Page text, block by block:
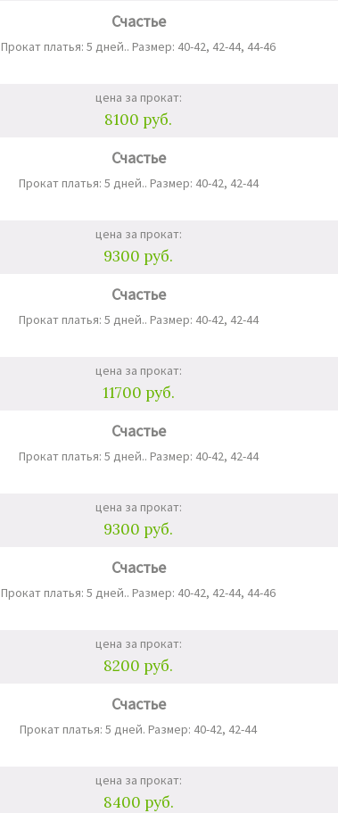
Счастье
Прокат платья: 5 дней.. Размер: 40-42, 42-44, 44-46
цена за прокат:
8100 руб.
Счастье
Прокат платья: 5 дней.. Размер: 40-42, 42-44
цена за прокат:
9300 руб.
Счастье
Прокат платья: 5 дней.. Размер: 40-42, 42-44
цена за прокат:
11700 руб.
Счастье
Прокат платья: 5 дней.. Размер: 40-42, 42-44
цена за прокат:
9300 руб.
Счастье
Прокат платья: 5 дней.. Размер: 40-42, 42-44, 44-46
цена за прокат:
8200 руб.
Счастье
Прокат платья: 5 дней. Размер: 40-42, 42-44
цена за прокат:
8400 руб.